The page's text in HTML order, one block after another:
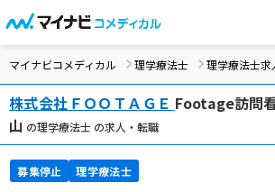
マイナビコメディカル 理学療法士 理学療法士求
株式会社ＦＯＯＴＡＧＥ Footage訪問
山 の理学療法士 の求人・転職
募集停止 理学療法士